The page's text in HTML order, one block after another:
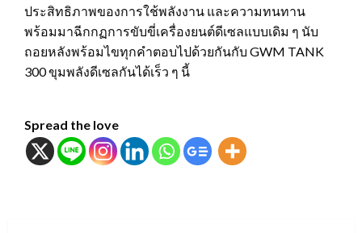
ประสิทธิภาพของการใช้พลังงาน และความทนทาน
พร้อมมาฉีกกฏการขับขี่เครื่องยนต์ดีเซลแบบเดิม ๆ นับ
ถอยหลังพร้อมไขทุกคำตอบไปด้วยกันกับ GWM TANK
300 ขุมพลังดีเซลกันได้เร็ว ๆ นี้
Spread the love